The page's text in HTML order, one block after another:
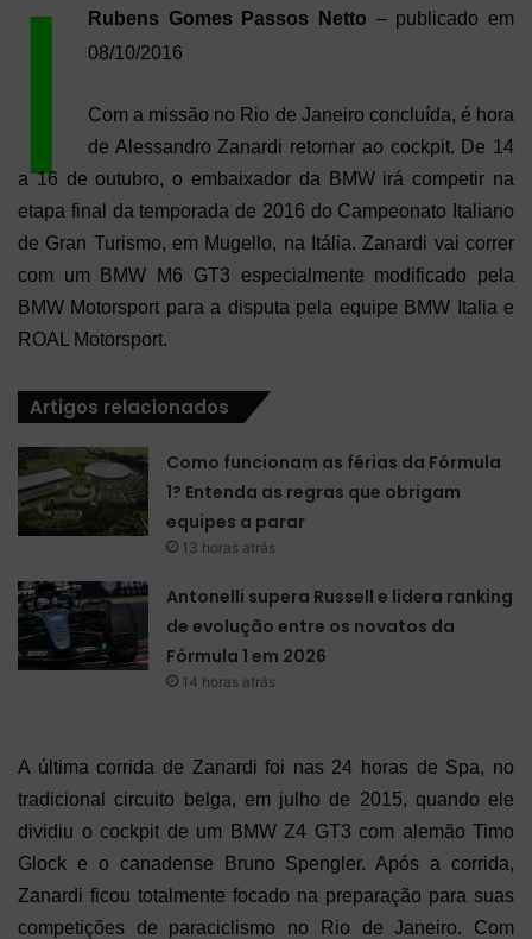
| Rubens Gomes Passos Netto – publicado em
08/10/2016
Com a missão no Rio de Janeiro concluída, é hora
de Alessandro Zanardi retornar ao cockpit. De 14
a 16 de outubro, o embaixador da BMW irá competir na
etapa final da temporada de 2016 do Campeonato Italiano
de Gran Turismo, em Mugello, na Itália. Zanardi vai correr
com um BMW M6 GT3 especialmente modificado pela
BMW Motorsport para a disputa pela equipe BMW Italia e
ROAL Motorsport.
Artigos relacionados
Como funcionam as férias da Fórmula
1? Entenda as regras que obrigam
equipes a parar
13 horas atrás
Antonelli supera Russell e lidera ranking
de evolução entre os novatos da
Fórmula 1 em 2026
14 horas atrás
A última corrida de Zanardi foi nas 24 horas de Spa, no
tradicional circuito belga, em julho de 2015, quando ele
dividiu o cockpit de um BMW Z4 GT3 com alemão Timo
Glock e o canadense Bruno Spengler. Após a corrida,
Zanardi ficou totalmente focado na preparação para suas
competições de paraciclismo no Rio de Janeiro. Com